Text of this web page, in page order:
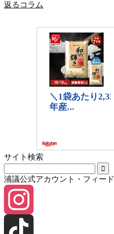
返るコラム
サイト検索
浦議公式アカウント・フィード
Instagram